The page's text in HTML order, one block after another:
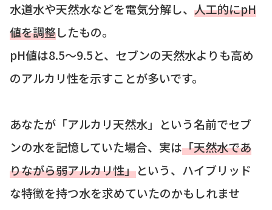
水道水や天然水などを電気分解し、 人工的にpH
値を調整したもの。
pH値は8.5～9.5と、セブンの天然水よりも高め
のアルカリ性を示すことが多いです。
あなたが「アルカリ天然水」という名前でセブ
ンの水を記憶していた場合、実は「天然水であ
りながら弱アルカリ性」という、ハイブリッド
な特徴を持つ水を求めていたのかもしれませ